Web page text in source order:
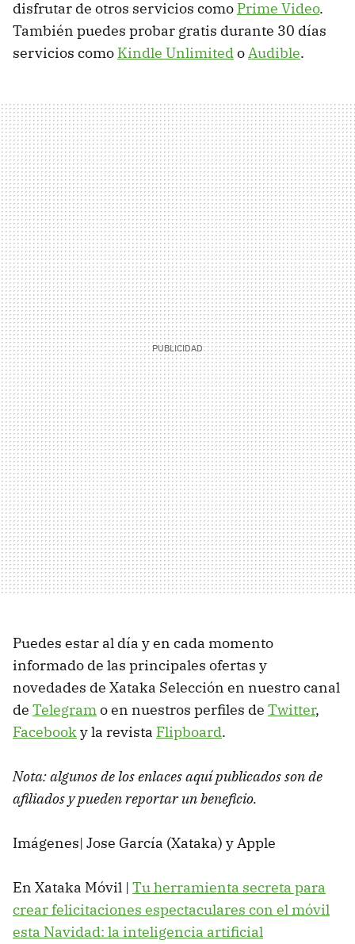
disfrutar de otros servicios como Prime Video.
También puedes probar gratis durante 30 días
servicios como Kindle UnlimitedoAudible.
Puedes estar al día y en cada momento
informado de las principales ofertas y
novedades de Xataka Selección en nuestro canal
de Telegramo en nuestros perfiles de Twitter,
Facebooky la revista Flipboard.
Nota: algunos de los enlaces aquí publicados son de
afiliados y pueden reportar un beneficio.
Imágenes| Jose García (Xataka) y Apple
En Xataka Móvil | Tu herramienta secreta para
crear felicitaciones espectaculares con el móvil
esta Navidad: la inteligencia artificial